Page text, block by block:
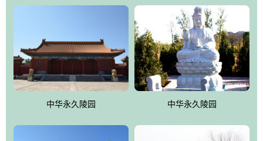
中华永久陵园 中华永久陵园